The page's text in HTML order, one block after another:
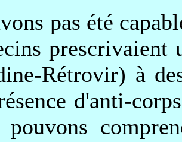
pas été
prescrivaient
Rétrovir) à
d'anti-